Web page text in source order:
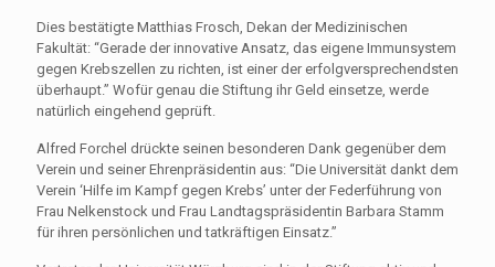
Dies bestätigte Matthias Frosch, Dekan der Medizinischen
Fakultät: “Gerade der innovative Ansatz, das eigene Immunsystem
gegen Krebszellen zu richten, ist einer der erfolgversprechendsten
überhaupt.” Wofür genau die Stiftung ihr Geld einsetze, werde
natürlich eingehend geprüft.
Alfred Forchel drückte seinen besonderen Dank gegenüber dem
Verein und seiner Ehrenpräsidentin aus: “Die Universität dankt dem
Verein ‘Hilfe im Kampf gegen Krebs’ unter der Federführung von
Frau Nelkenstock und Frau Landtagspräsidentin Barbara Stamm
für ihren persönlichen und tatkräftigen Einsatz.”